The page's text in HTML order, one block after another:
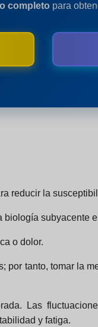
completopara
reducir la
subyacente
o dolor.
por tanto, tomar la
Las
y fatiga.